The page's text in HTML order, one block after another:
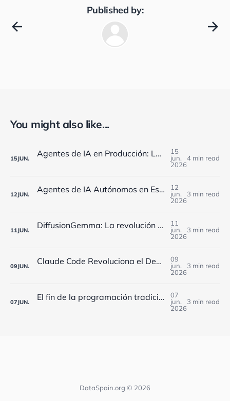
Published by:
You might also like...
15JUN. Agentes de IA en Producción: Los Retos de Monitorización que Enfrentan las Empresas Españolas en 2025
15
jun.
2026
4 min read
12JUN. Agentes de IA Autónomos en España: Cómo Implementarlos Estratégicamente en 2025
12
jun.
2026
3 min read
11JUN. DiffusionGemma: La revolución de Google que reduce 4x los costes de IA para empresas españolas
11
jun.
2026
3 min read
09JUN. Claude Code Revoluciona el Desarrollo en España: Workflows Dinámicos y 5 Agentes Simultáneos
09
jun.
2026
3 min read
07JUN. El fin de la programación tradicional: cómo los agentes de IA están transformando el desarrollo software en España
07
jun.
2026
3 min read
DataSpain.org © 2026